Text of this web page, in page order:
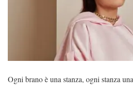
Ogni brano è una stanza, ogni stanza